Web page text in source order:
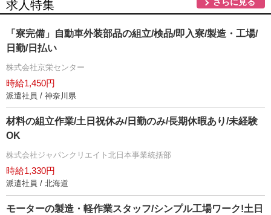
求人特集
「寮完備」自動車外装部品の組立/検品/即入寮/製造・工場/
日勤/日払い
株式会社京栄センター
時給1,450円
派遣社員 / 神奈川県
材料の組立作業/土日祝休み/日勤のみ/長期休暇あり/未経験
OK
株式会社ジャパンクリエイト北日本事業統括部
時給1,330円
派遣社員 / 北海道
モーターの製造・軽作業スタッフ/シンプル工場ワーク!土日